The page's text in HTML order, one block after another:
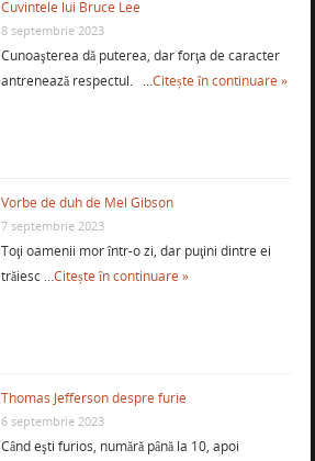
Cuvintele lui Bruce Lee
8 septembrie 2023
Cunoaşterea dă puterea, dar forţa de caracter
antrenează respectul. …Citește în continuare »
Vorbe de duh de Mel Gibson
7 septembrie 2023
Toţi oamenii mor într-o zi, dar puţini dintre ei
trăiesc …Citește în continuare »
Thomas Jefferson despre furie
6 septembrie 2023
Când eşti furios, numără până la 10, apoi